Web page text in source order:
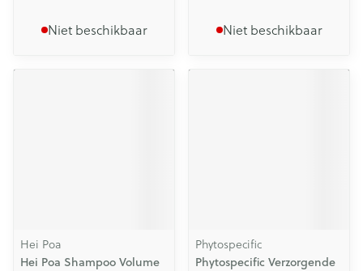
Niet beschikbaar Niet beschikbaar
Hei Poa
Hei Poa Shampoo Volume
Phytospecific
Phytospecific Verzorgende